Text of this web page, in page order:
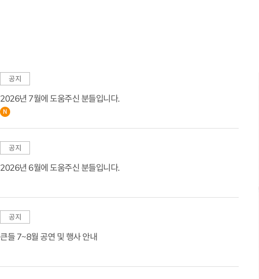
공지
2026년 7월에 도움주신 분들입니다.
공지
2026년 6월에 도움주신 분들입니다.
공지
큰들 7~8월 공연 및 행사 안내